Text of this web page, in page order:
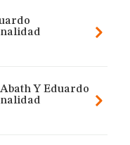
Y Eduardo